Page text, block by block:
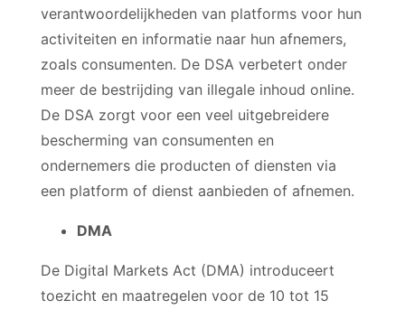
verantwoordelijkheden van platforms voor hun
activiteiten en informatie naar hun afnemers,
zoals consumenten. De DSA verbetert onder
meer de bestrijding van illegale inhoud online.
De DSA zorgt voor een veel uitgebreidere
bescherming van consumenten en
ondernemers die producten of diensten via
een platform of dienst aanbieden of afnemen.
DMA
De Digital Markets Act (DMA) introduceert
toezicht en maatregelen voor de 10 tot 15